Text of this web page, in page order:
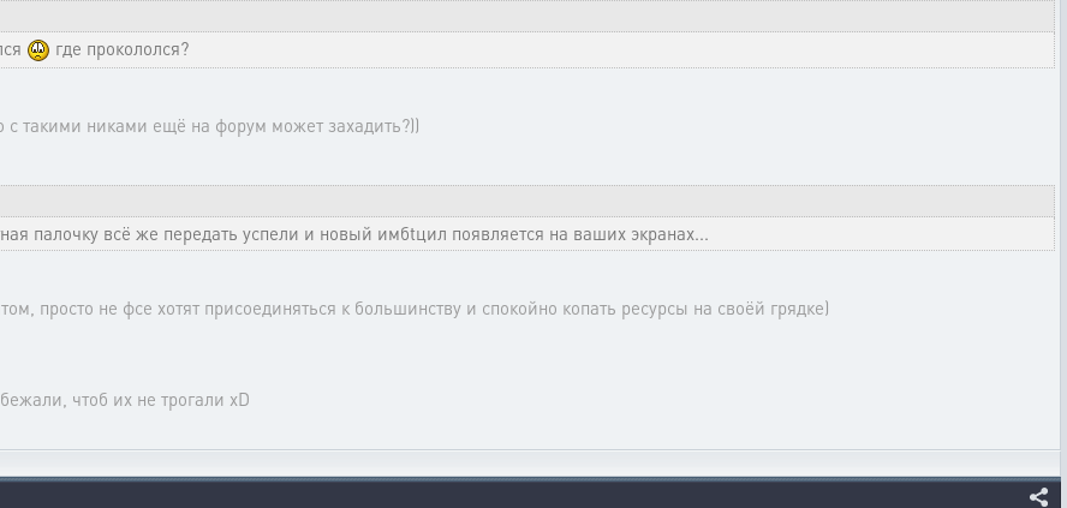
где прокололся?
с такими никами ещё на форум может захадить?))
палочку всё же передать успели и новый имбtцил появляется на ваших экранах...
просто не фсе хотят присоединяться к большинству и спокойно копать ресурсы на своёй грядке)
чтоб их не трогали хD